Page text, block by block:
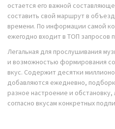
остается его важной
составить свой маршрут в
времени. По информации самой
ежегодно входит в ТОП запросов
Легальная для прослушивания
и возможностью формирования
вкус. Содержит десятки
добавляются ежедневно,
разное настроение и
согласно вкусам конкретных